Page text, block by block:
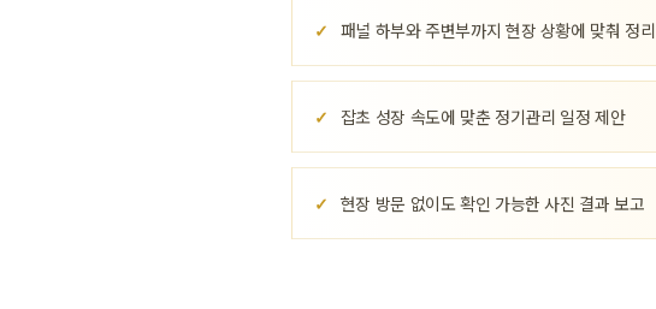
패널 하부와 주변부까지 현장 상황에 맞춰 정리
잡초 성장 속도에 맞춘 정기관리 일정 제안
현장 방문 없이도 확인 가능한 사진 결과 보고